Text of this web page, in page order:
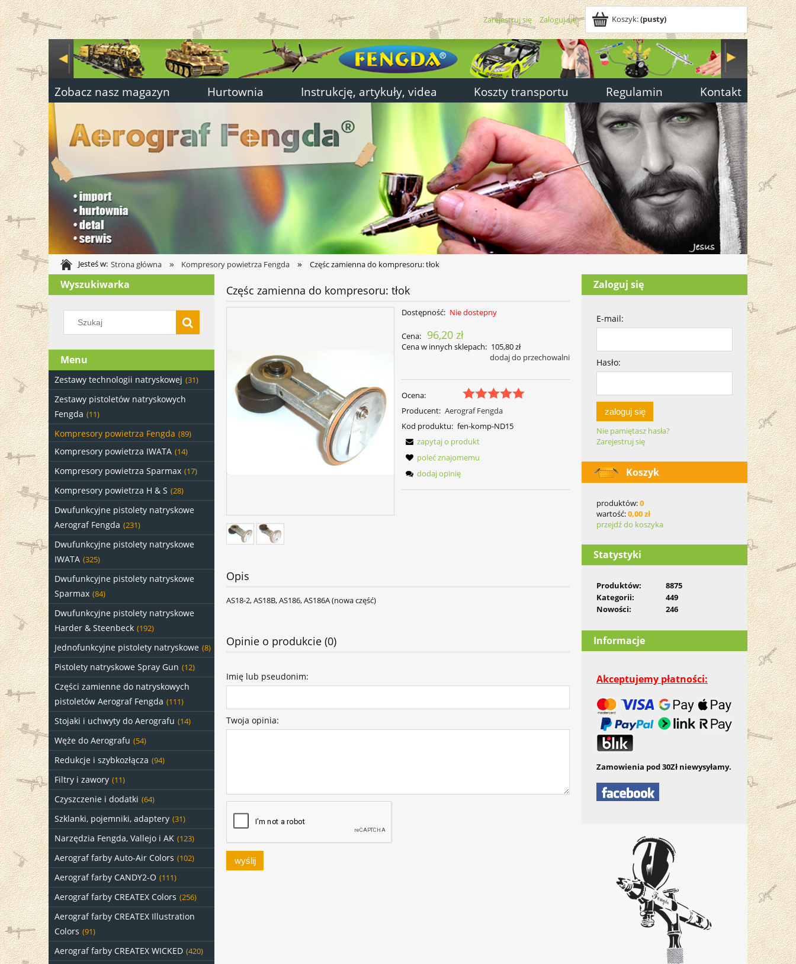
Koszyk:(pusty)
Zarejestruj się Zaloguj się
Zobacz nasz magazyn Hurtownia Instrukcję, artykuły, videa Koszty transportu Regulamin Kontakt
Jesteś w: Strona główna » Kompresory powietrza Fengda » Częśc zamienna do kompresoru: tłok
Wyszukiwarka
Menu
Zestawy technologii natryskowej (31)
Zestawy pistoletów natryskowych
Fengda (11)
Kompresory powietrza Fengda (89)
Kompresory powietrza IWATA (14)
Kompresory powietrza Sparmax (17)
Kompresory powietrza H & S (28)
Dwufunkcyjne pistolety natryskowe
Aerograf Fengda (231)
Dwufunkcyjne pistolety natryskowe
IWATA (325)
Dwufunkcyjne pistolety natryskowe
Sparmax (84)
Dwufunkcyjne pistolety natryskowe
Harder & Steenbeck (192)
Jednofunkcyjne pistolety natryskowe (8)
Pistolety natryskowe Spray Gun (12)
Części zamienne do natryskowych
pistoletów Aerograf Fengda (111)
Stojaki i uchwyty do Aerografu (14)
Węże do Aerografu (54)
Redukcje i szybkozłącza (94)
Filtry i zawory (11)
Czyszczenie i dodatki (64)
Szklanki, pojemniki, adaptery (31)
Narzędzia Fengda, Vallejo i AK (123)
Aerograf farby Auto-Air Colors (102)
Aerograf farby CANDY2-O (111)
Aerograf farby CREATEX Colors (256)
Aerograf farby CREATEX Illustration
Colors (91)
Aerograf farby CREATEX WICKED (420)
Częśc zamienna do kompresoru: tłok
Dostępność: Nie dostepny
Cena: 96,20 zł
Cena w innych sklepach: 105,80 zł
dodaj do przechowalni
Ocena:
Producent: Aerograf Fengda
Kod produktu: fen-komp-ND15
zapytaj o produkt
poleć znajomemu
dodaj opinię
Opis
AS18-2, AS18B, AS186, AS186A (nowa część)
Opinie o produkcie (0)
Imię lub pseudonim:
Twoja opinia:
wyślij
Zaloguj się
E-mail:
Hasło:
zaloguj się
Nie pamiętasz hasła?
Zarejestruj się
Koszyk
produktów:0
wartość:0,00 zł
przejdź do koszyka
Statystyki
Produktów:
8875
Kategorii:
449
Nowości:
246
Informacje
Akceptujemy płatności:
Zamowienia pod 30Zł niewysyłamy.